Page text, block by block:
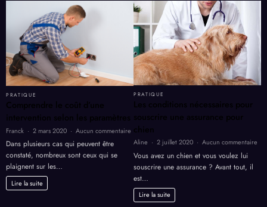
stimuler
leur
créativité
Lire la suite
PRATIQUE
Comprendre le coût d’une
intervention selon les paramètres
Franck 2 mars 2020 Aucun commentaire
Comprendre
le
coût
d’une
intervention
Dans plusieurs cas qui peuvent être
constaté, nombreux sont ceux qui se
plaignent sur les…
PRATIQUE
Les conditions nécessaires pour
souscrire une assurance pour
chien
Aucun commentaire
Vous avez un chien et vous voulez lui
souscrire une assurance ? Avant tout, il
est…